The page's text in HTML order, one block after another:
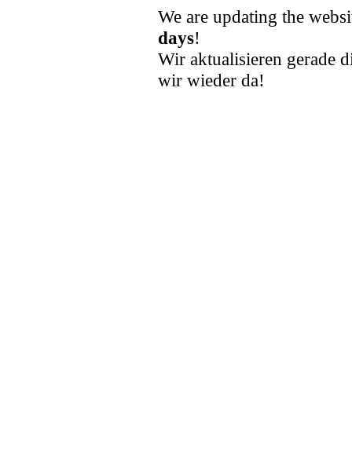
We are updating the
days!
Wir aktualisieren gerade
wir wieder da!